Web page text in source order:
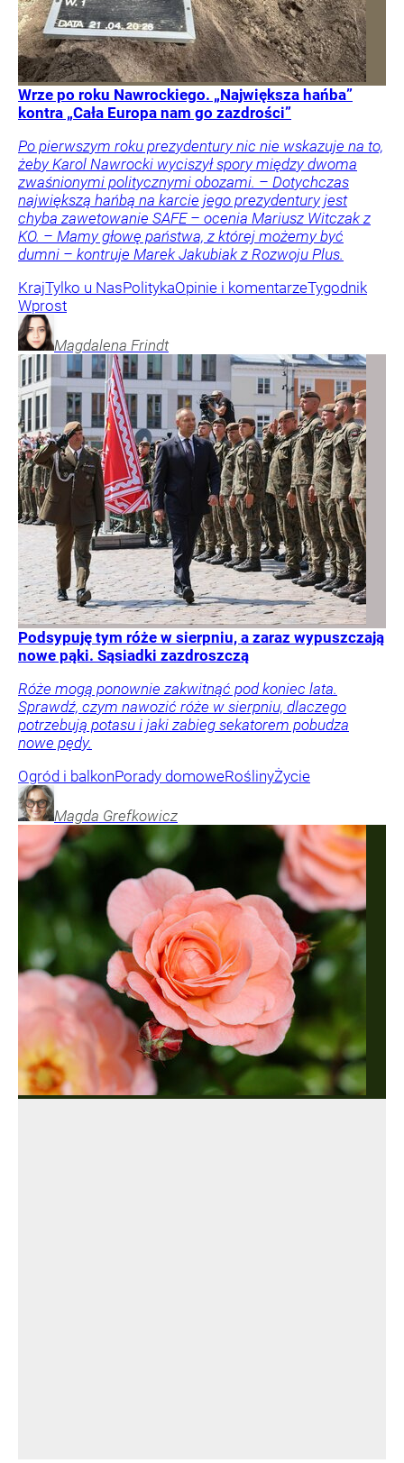
Wrze po roku Nawrockiego. „Największa hańba”
kontra „Cała Europa nam go zazdrości”
Po pierwszym roku prezydentury nic nie wskazuje na to,
żeby Karol Nawrocki wyciszył spory między dwoma
zwaśnionymi politycznymi obozami. – Dotychczas
największą hańbą na karcie jego prezydentury jest
chyba zawetowanie SAFE – ocenia Mariusz Witczak z
KO. – Mamy głowę państwa, z której możemy być
dumni – kontruje Marek Jakubiak z Rozwoju Plus.
KrajTylko u NasPolitykaOpinie i komentarzeTygodnik
Wprost
Magdalena Frindt
Podsypuję tym róże w sierpniu, a zaraz wypuszczają
nowe pąki. Sąsiadki zazdroszczą
Róże mogą ponownie zakwitnąć pod koniec lata.
Sprawdź, czym nawozić róże w sierpniu, dlaczego
potrzebują potasu i jaki zabieg sekatorem pobudza
nowe pędy.
Ogród i balkonPorady domoweRoślinyŻycie
Magda Grefkowicz